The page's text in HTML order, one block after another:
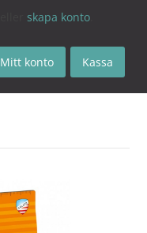
skapa konto
Mitt konto Kassa